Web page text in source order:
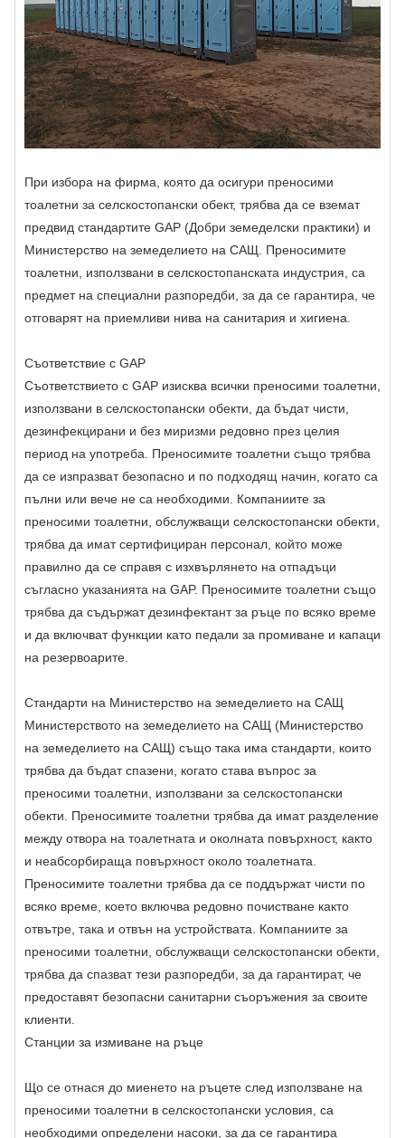
При избора на фирма, която да осигури преносими
тоалетни за селскостопански обект, трябва да се вземат
предвид стандартите GAP (Добри земеделски практики) и
Министерство на земеделието на САЩ. Преносимите
тоалетни, използвани в селскостопанската индустрия, са
предмет на специални разпоредби, за да се гарантира, че
отговарят на приемливи нива на санитария и хигиена.
Съответствие с GAP
Съответствието с GAP изисква всички преносими тоалетни,
използвани в селскостопански обекти, да бъдат чисти,
дезинфекцирани и без миризми редовно през целия
период на употреба. Преносимите тоалетни също трябва
да се изпразват безопасно и по подходящ начин, когато са
пълни или вече не са необходими. Компаниите за
преносими тоалетни, обслужващи селскостопански обекти,
трябва да имат сертифициран персонал, който може
правилно да се справя с изхвърлянето на отпадъци
съгласно указанията на GAP. Преносимите тоалетни също
трябва да съдържат дезинфектант за ръце по всяко време
и да включват функции като педали за промиване и капаци
на резервоарите.
Стандарти на Министерство на земеделието на САЩ
Министерството на земеделието на САЩ (Министерство
на земеделието на САЩ) също така има стандарти, които
трябва да бъдат спазени, когато става въпрос за
преносими тоалетни, използвани за селскостопански
обекти. Преносимите тоалетни трябва да имат разделение
между отвора на тоалетната и околната повърхност, както
и неабсорбираща повърхност около тоалетната.
Преносимите тоалетни трябва да се поддържат чисти по
всяко време, което включва редовно почистване както
отвътре, така и отвън на устройствата. Компаниите за
преносими тоалетни, обслужващи селскостопански обекти,
трябва да спазват тези разпоредби, за да гарантират, че
предоставят безопасни санитарни съоръжения за своите
клиенти.
Станции за измиване на ръце
Що се отнася до миенето на ръцете след използване на
преносими тоалетни в селскостопански условия, са
необходими определени насоки, за да се гарантира